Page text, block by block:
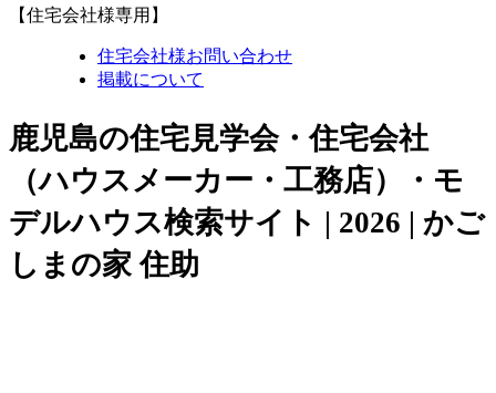
【住宅会社様専用】
住宅会社様お問い合わせ
掲載について
鹿児島の住宅見学会・住宅会社
（ハウスメーカー・工務店）・モ
デルハウス検索サイト | 2026 | かご
しまの家 住助